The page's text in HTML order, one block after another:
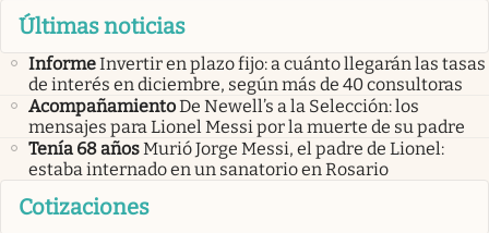
Últimas noticias
InformeInvertir en plazo fijo: a cuánto llegarán las tasas
de interés en diciembre, según más de 40 consultoras
AcompañamientoDe Newell’s a la Selección: los
mensajes para Lionel Messi por la muerte de su padre
Tenía 68 añosMurió Jorge Messi, el padre de Lionel:
estaba internado en un sanatorio en Rosario
Cotizaciones